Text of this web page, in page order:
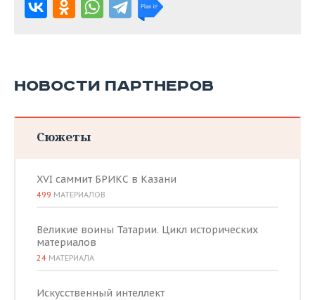
НОВОСТИ ПАРТНЕРОВ
Сюжеты
XVI саммит БРИКС в Казани
499 МАТЕРИАЛОВ
Великие воины Татарии. Цикл исторических
материалов
24 МАТЕРИАЛА
Искусственный интеллект